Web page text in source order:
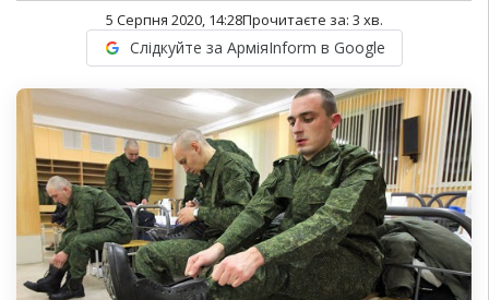
5 Серпня 2020, 14:28Прочитаєте за: 3 хв.
Слідкуйте за АрміяInform в Google